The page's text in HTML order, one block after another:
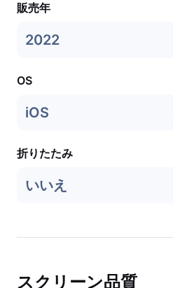
販売年
2022
OS
iOS
折りたたみ
いいえ
スクリーン品質